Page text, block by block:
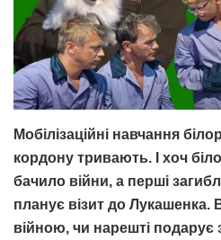
Мобілізаційні навчання
кордону тривають. І хоч
бачило війни, а перші
планує візит до Лукашенка.
війною, чи нарешті подарує